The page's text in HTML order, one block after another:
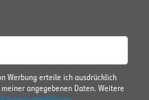
Werbung erteile ich ausdrücklich
angegebenen Daten. Weitere